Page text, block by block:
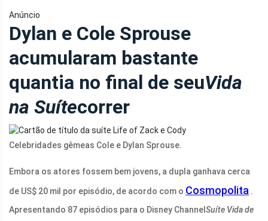
Anúncio
Dylan e Cole Sprouse
acumularam bastante
quantia no final de seuVida
na Suítecorrer
Celebridades gêmeas Cole e Dylan Sprouse.
Embora os atores fossem bem jovens, a dupla ganhava cerca
de US$ 20 mil por episódio, de acordo com o Cosmopolita .
Apresentando 87 episódios para o Disney Channel Suíte Vida de